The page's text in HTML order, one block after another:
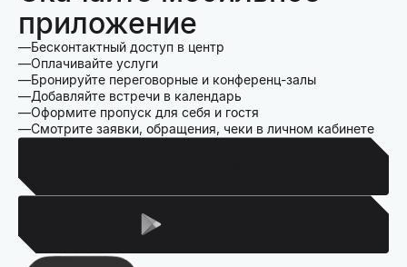
приложение
Бесконтактный доступ в центр
Оплачивайте услуги
Бронируйте переговорные и конференц-залы
Добавляйте встречи в календарь
Оформите пропуск для себя и гостя
Смотрите заявки, обращения, чеки в личном кабинете